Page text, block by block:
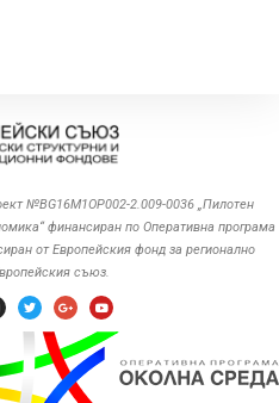
№BG16M1OP002-2.‎009-0036 „Пилотен
финансиран по Оперативна програма
от Европейския фонд за регионално
съюз.